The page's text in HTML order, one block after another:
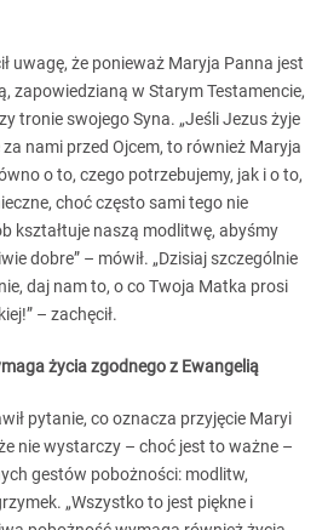
uwagę, że ponieważ Maryja Panna jest
zapowiedzianą w Starym Testamencie,
tronie swojego Syna. „Jeśli Jezus żyje
nami przed Ojcem, to również Maryja
o to, czego potrzebujemy, jak i o to,
choć często sami tego nie
kształtuje naszą modlitwę, abyśmy
dobre” – mówił. „Dzisiaj szczególnie
daj nam to, o co Twoja Matka prosi
– zachęcił.
życia zgodnego z Ewangelią
pytanie, co oznacza przyjęcie Maryi
nie wystarczy – choć jest to ważne –
gestów pobożności: modlitw,
„Wszystko to jest piękne i